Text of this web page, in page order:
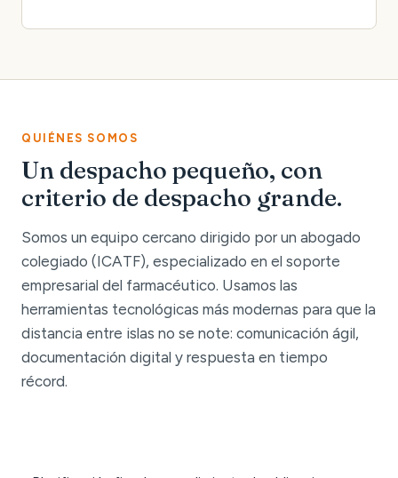
QUIÉNES SOMOS
Un despacho pequeño, con
criterio de despacho grande.
Somos un equipo cercano dirigido por un abogado
colegiado (ICATF), especializado en el soporte
empresarial del farmacéutico. Usamos las
herramientas tecnológicas más modernas para que la
distancia entre islas no se note: comunicación ágil,
documentación digital y respuesta en tiempo
récord.